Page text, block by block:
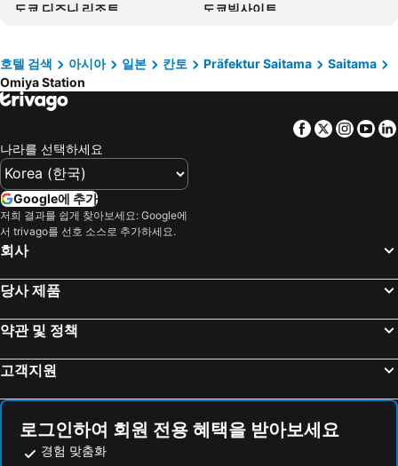
Toyoko Inn Saitama Shintoshin
REF Omiya by VESSEL HOTELS
The Celecton Kitamoto Ekimae
HOTEL LiVEMAX Akabane-Ekimae
Toyoko Inn Tokyo Akabane-eki Higashi-guchi
Daiwa Roynet Hotel Omiya-nishiguchi
Hotel New Saitama
토요코인 도쿄 아카바네 에키 히가시 구치 이치반 가이
TOKIO's HOTEL
Hotel Cadenza Tokyo
도미 인 익스프레스 소카 시티
B&B Nagomi
Royal Pines Hotel Urawa
팰리스 호텔 오미야
eeGee STAY Omiya
마로드 인 오미야
Super Hotel Premier Saitama Omiyaeki Higashiguchi
Hotel Trend Omiya
ガーデン・リラ
Super Hotel Saitama Omiya West
도쿄 디즈니 리조트
도쿄빅사이트
나리타공항
Makuhari Messe
Shibuya
도쿄 국제공항
아카사카역
가와사키 스테이션 인
Nippori Station
Nozawa Onsen Ski Resort
센소지
Kinshicho Station
Hatchōbori Metro Station
Fuji-Q Highland
Kawaguchi Lake
Shiodome Station
Nakameguro Station
Gotanda Station
호텔 검색 아시아 일본 칸토 Präfektur Saitama
Saitama
Omiya Station
Facebook
Twitter
나라를 선택하세요
Google에 추가
저희 결과를 쉽게 찾아보세요: Google에
서 trivago를 선호 소스로 추가하세요.
회사
당사 제품
약관 및 정책
고객지원
로그인하여 회원 전용 혜택을 받아보세요
경험 맞춤화